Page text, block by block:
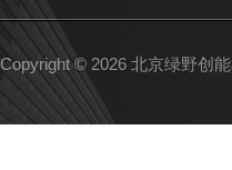
Copyright © 2026 北京绿野创